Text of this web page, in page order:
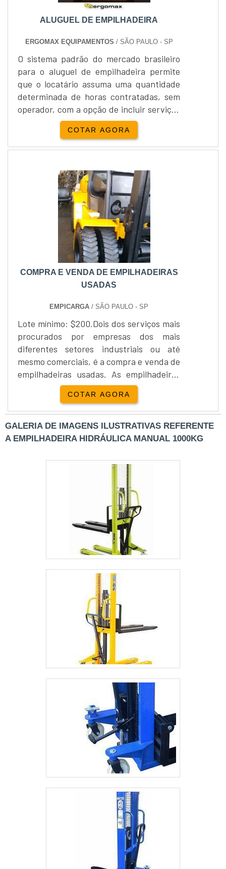
ALUGUEL DE EMPILHADEIRA
ERGOMAX EQUIPAMENTOS / SÃO PAULO - SP
O sistema padrão do mercado brasileiro
para o aluguel de empilhadeira permite
que o locatário assuma uma quantidade
determinada de horas contratadas, sem
operador, com a opção de incluir serviços
adicionais como: borracharia,
manutenção 24 horas permanente,
abastecimento, seguro, entre
demais responsabilidades para o locador
do equipamento e se dedica nas
operações de sua empresa, tendo total
foco sobre o me....
COTAR AGORA
COMPRA E VENDA DE EMPILHADEIRAS
USADAS
EMPICARGA / SÃO PAULO - SP
Lote mínimo: $200.Dois dos serviços mais
procurados por empresas dos mais
diferentes setores industriais ou até
mesmo comerciais, é a compra e venda de
empilhadeiras usadas. As empilhadeiras
são equipamentos que podem ajudar na
locomoção e transporte de uma série de
cargas, independentemente de qual for o
volume ou o tamanho destas. Elas são
utilizadas em estabelecimentos
dos mais variados segmentos;Entre
outros.EQUIPAMENTOS USADOS
GARANTEM MAIOR ECONOMIAA procura
por empilhadeiras usadas continua
grande, e isso se deve ao fato de esse tipo
de equipamento conseguir ser
encontrado em até 40% do valor de um
equipamento novo. Ou seja, adquirir um
empresa gaste muito dinheiro.No
entanto, é importante lembrar que as
empilhadeiras usadas, antes de serem
adquiridas pelas empresas e,
consequentemente, serem colocadas à
disposição de todos os clientes, recebem
avaliações para saber se o equipamento
está em boas condições de uso e se está
apto para suprir com as mais variadas
necessidades apresentadas pelos
clientes.As empresas que fazem a compra
e venda de empilhadeira usada possuem
funcionários experientes que conseguem
realizar avaliações em todo tipo de
empilhadeira, seja ela uma empilhadeira
elétrica, uma empilhadeira manual, entre
outras.Mas para encontrar uma empresa
realmente qualificada para apresentar
empilhadeiras de qualidade, com alto nível
de tecnologia e modernidade, é
necessário fazer uma pesquisa de
mercado, onde poderão ser avaliados uma
série de detalhes sobre a empresa e sobre
COTAR AGORA
GALERIA DE IMAGENS ILUSTRATIVAS REFERENTE
A EMPILHADEIRA HIDRÁULICA MANUAL 1000KG